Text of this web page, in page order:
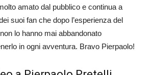
amato dal pubblico e continua a
suoi fan che dopo l’esperienza del
lo hanno mai abbandonato
in ogni avventura. Bravo Pierpaolo!